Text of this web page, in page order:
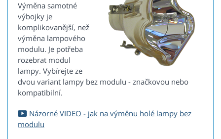
Výměna samotné
výbojky je
komplikovanější, než
výměna lampového
modulu. Je potřeba
rozebrat modul
lampy. Vybírejte ze
dvou variant lampy bez modulu - značkovou nebo
kompatibilní.
Názorné VIDEO - jak na výměnu holé lampy bez
modulu